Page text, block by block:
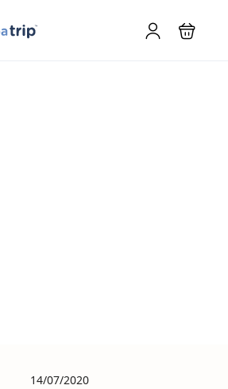
14/07/2020